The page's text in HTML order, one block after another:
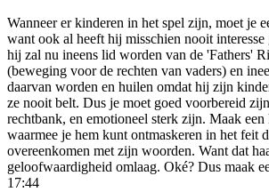
Wanneer er kinderen in het spel zijn, moet je
want ook al heeft hij misschien nooit interesse
hij zal nu ineens lid worden van de 'Fathers'
(beweging voor de rechten van vaders) en
daarvan worden en huilen omdat hij zijn
ze nooit belt. Dus je moet goed voorbereid
rechtbank, en emotioneel sterk zijn. Maak
waarmee je hem kunt ontmaskeren in het feit
overeenkomen met zijn woorden. Want dat
geloofwaardigheid omlaag. Oké? Dus maak
17:44